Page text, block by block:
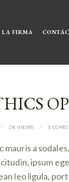
LA FIRMA
2K VIEWS 1 COMO
mauris a
ipsum
leo ligula,